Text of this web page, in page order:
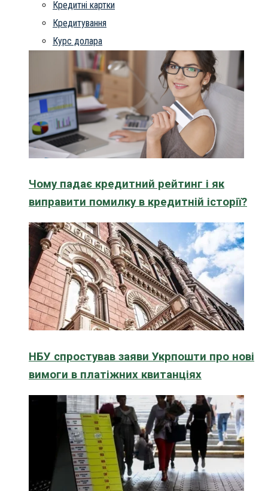
Кредитні картки
Кредитування
Курс долара
Чому падає кредитний рейтинг і як
виправити помилку в кредитній історії?
НБУ спростував заяви Укрпошти про нові
вимоги в платіжних квитанціях